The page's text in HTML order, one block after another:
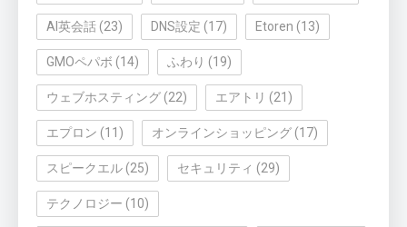
AI英会話 (23) DNS設定 (17) Etoren (13)
GMOペパボ (14) ふわり (19)
ウェブホスティング (22) エアトリ (21)
エプロン (11) オンラインショッピング (17)
スピークエル (25) セキュリティ (29)
テクノロジー (10)